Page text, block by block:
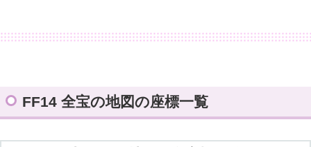
FF14 全宝の地図の座標一覧